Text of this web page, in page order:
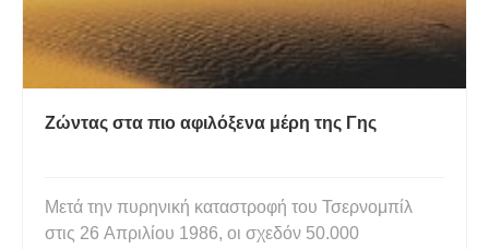
Ζώντας στα πιο αφιλόξενα μέρη της Γης
Μετά την πυρηνική καταστροφή του Τσερνομπίλ
στις 26 Απριλίου 1986, οι σχεδόν 50.000